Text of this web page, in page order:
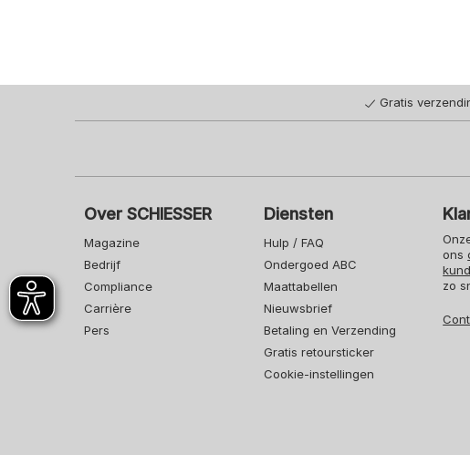
Gratis
Over SCHIESSER
Magazine
Bedrijf
Compliance
Carrière
Pers
Diensten
Hulp / FAQ
Ondergoed ABC
Maattabellen
Nieuwsbrief
Betaling en Verzending
Gratis retoursticker
Cookie-instellingen
ons
zo